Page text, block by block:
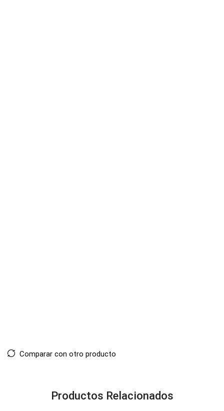
Comparar con otro producto
Productos Relacionados